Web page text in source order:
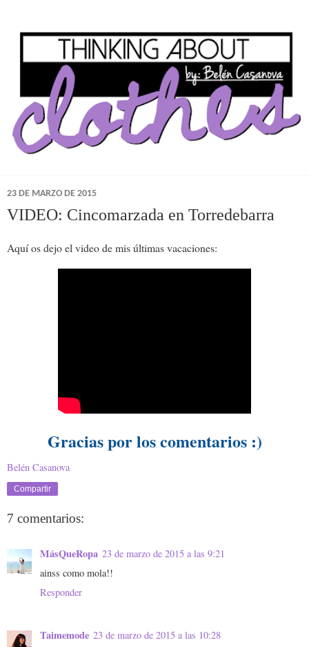
23 DE MARZO DE 2015
VIDEO: Cincomarzada en Torredebarra
Aquí os dejo el video de mis últimas vacaciones:
Gracias por los comentarios :)
Belén Casanova
Compartir
7 comentarios:
MásQueRopa 23 de marzo de 2015 a las 9:21
ainss como mola!!
Responder
Taimemode 23 de marzo de 2015 a las 10:28